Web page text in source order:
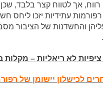
אך לטווח קצר בלבד,
עתידיות יזכו ליחס
והחשדנות של הציבור
ציפיות לא ריאליות –
לכישלון יישומן של